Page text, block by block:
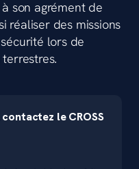
son agrément de
réaliser des missions
lors de
le CROSS